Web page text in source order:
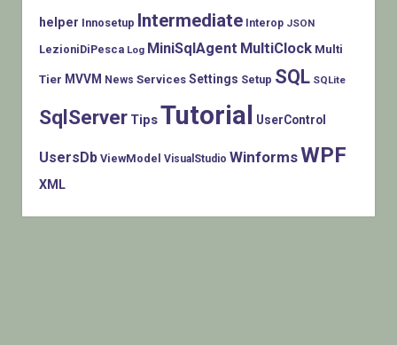
helper Innosetup Intermediate Interop JSON
LezioniDiPesca Log MiniSqlAgent MultiClock Multi
Tier MVVM News Services Settings Setup SQL SQLite
SqlServer TipsTutorial UserControl
UsersDb ViewModel VisualStudio WinformsWPF
XML